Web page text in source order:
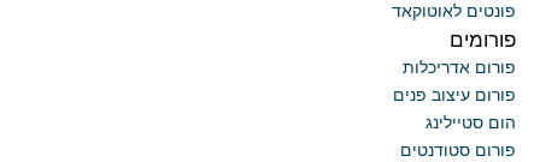
פונטים לאוטוקאד
פורומים
פורום אדריכלות
פורום עיצוב פנים
הום סטיילינג
פורום סטודנטים